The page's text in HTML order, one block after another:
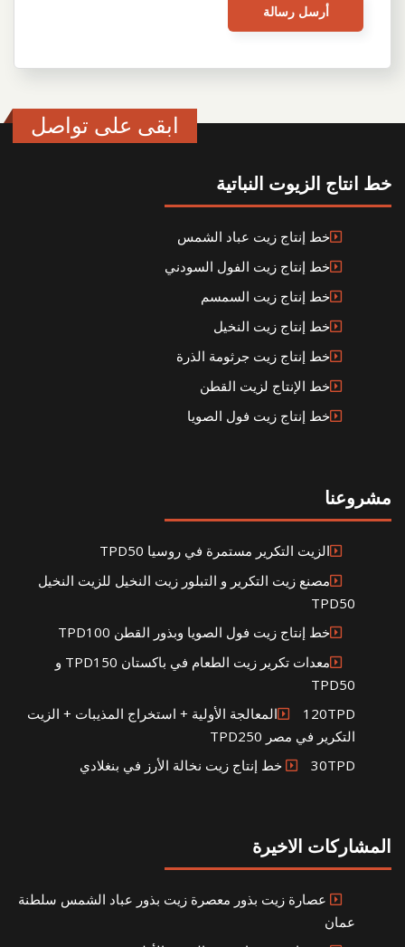
ابقى على تواصل
خط انتاج الزيوت النباتية
خط إنتاج زيت عباد الشمس
خط إنتاج زيت الفول السودني
خط إنتاج زيت السمسم
خط إنتاج زيت النخيل
خط إنتاج زيت جرثومة الذرة
خط الإنتاج لزيت القطن
خط إنتاج زيت فول الصويا
مشروعنا
الزيت التكرير مستمرة في روسيا TPD50
مصنع زيت التكرير و التبلور زيت النخيل للزيت النخيل
TPD50
خط إنتاج زيت فول الصويا وبذور القطن TPD100
معدات تكرير زيت الطعام في باكستان TPD150 و
TPD50
120TPDالمعالجة الأولية + استخراج المذيبات + الزيت
التكرير في مصر TPD250
30TPD خط إنتاج زيت نخالة الأرز في بنغلادي
المشاركات الاخيرة
عصارة زيت بذور معصرة زيت بذور عباد الشمس سلطنة
عمان